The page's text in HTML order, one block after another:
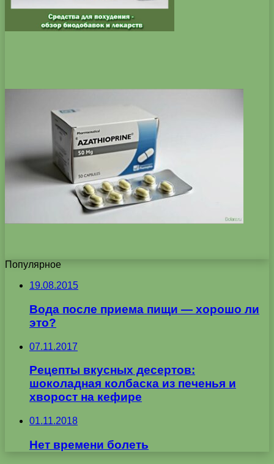
Популярное
19.08.2015
Вода после приема пищи — хорошо ли
это?
07.11.2017
Рецепты вкусных десертов:
шоколадная колбаска из печенья и
хворост на кефире
01.11.2018
Нет времени болеть